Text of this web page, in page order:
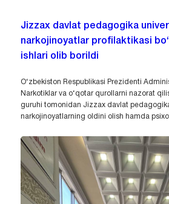
Jizzax davlat pedagogika
narkojinoyatlar profilaktikasi
ishlari olib borildi
O‘zbekiston Respublikasi Prezidenti
Narkotiklar va o‘qotar qurollarni nazorat
guruhi tomonidan Jizzax davlat
narkojinoyatlarning oldini olish hamda